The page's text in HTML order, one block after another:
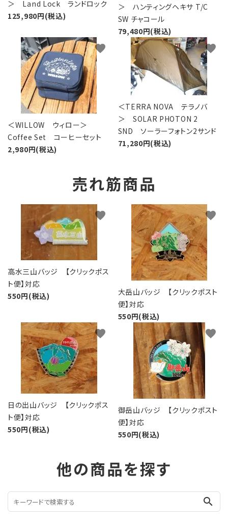
＞ Land Lock ランドロック
125,980円(税込)
＞ ハンティングヘキサ T/C
SW チャコール
79,480円(税込)
＜WILLOW ウィロー＞
Coffee Set コーヒーセット
2,980円(税込)
favorite
＜TERRA NOVA テラノバ
＞ SOLAR PHOTON 2
SND ソーラーフォトン2サンド
71,280円(税込)
favorite
売れ筋商品
高水三山バッジ 【クリックポス
ト便】対応
550円(税込)
favorite
大岳山バッジ 【クリックポスト
便】対応
550円(税込)
favorite
日の出山バッジ 【クリックポス
ト便】対応
550円(税込)
favorite
御岳山バッジ 【クリックポスト
便】対応
550円(税込)
favorite
他の商品を探す
search